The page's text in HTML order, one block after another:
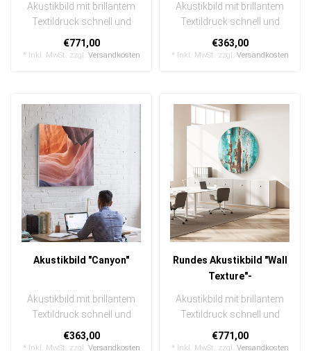
Akustikbild mit brillantem
Textildruck schnell und
einfach austauschbar
In ein..
€771,00
* Inkl. MwSt. zzgl. Versandkosten
Akustikbild mit brillantem
Textildruck schnell und
einfach austauschbar
Unifarb..
€363,00
* Inkl. MwSt. zzgl. Versandkosten
Akustikbild "Canyon"
Akustikbild mit brillantem
Textildruck schnell und
einfach austauschbar
In eine..
€363,00
* Inkl. MwSt. zzgl. Versandkosten
Rundes Akustikbild "Wall
Texture"-
Akustikbild mit brillantem
Textildruck schnell und
einfach austauschbar
In ein..
€771,00
* Inkl. MwSt. zzgl. Versandkosten